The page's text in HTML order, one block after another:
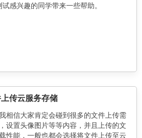
感兴趣的同学带来一些帮助。
传云服务存储
相信大家肯定会碰到很多的文件上传需
设置头像图片等等内容，并且上传的文
性能，一般也都会选择将文件上传至云